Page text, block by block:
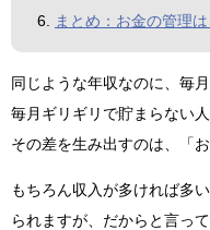
まとめ：お金の管理
同じような年収なのに、毎
毎月ギリギリで貯まらない人
その差を生み出すのは、「
もちろん収入が多ければ多
られますが、だからと言っ